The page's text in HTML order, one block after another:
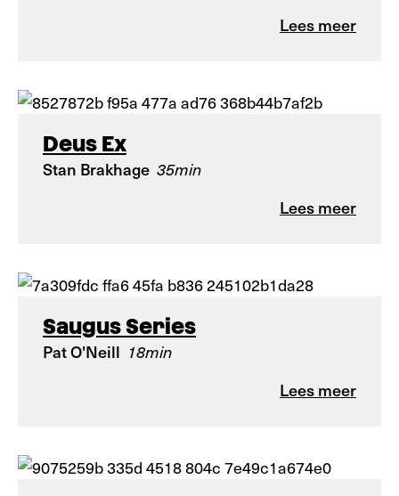
Lees meer
Deus Ex
Stan Brakhage 35min
Lees meer
Saugus Series
Pat O'Neill 18min
Lees meer